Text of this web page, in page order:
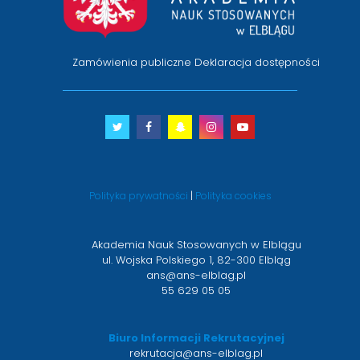
Zamówienia publiczne Deklaracja dostępności
Twitter
otwiera
nowym
Facebook
otwiera
nowym
Snapchat
otwiera
nowym
Instagram
otwiera
nowym
Youtube
otwiera
nowym
Polityka prywatności | Polityka cookies
Akademia Nauk Stosowanych w Elblągu
ul. Wojska Polskiego 1, 82-300 Elbląg
ans@ans-elblag.pl
55 629 05 05
Biuro Informacji Rekrutacyjnej
rekrutacja@ans-elblag.pl